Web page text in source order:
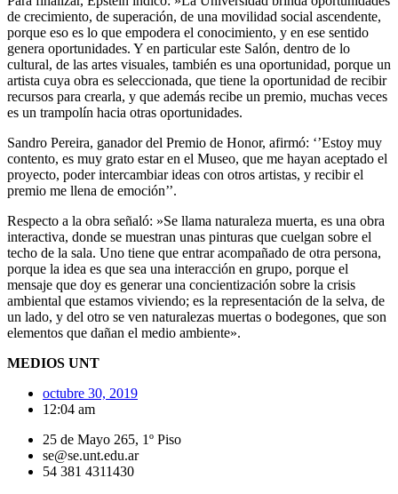
de crecimiento, de superación, de una movilidad social ascendente,
porque eso es lo que empodera el conocimiento, y en ese sentido
genera oportunidades. Y en particular este Salón, dentro de lo
cultural, de las artes visuales, también es una oportunidad, porque un
artista cuya obra es seleccionada, que tiene la oportunidad de recibir
recursos para crearla, y que además recibe un premio, muchas veces
es un trampolín hacia otras oportunidades.
Sandro Pereira, ganador del Premio de Honor, afirmó: ‘’Estoy muy
contento, es muy grato estar en el Museo, que me hayan aceptado el
proyecto, poder intercambiar ideas con otros artistas, y recibir el
premio me llena de emoción’’.
Respecto a la obra señaló: »Se llama naturaleza muerta, es una obra
interactiva, donde se muestran unas pinturas que cuelgan sobre el
techo de la sala. Uno tiene que entrar acompañado de otra persona,
porque la idea es que sea una interacción en grupo, porque el
mensaje que doy es generar una concientización sobre la crisis
ambiental que estamos viviendo; es la representación de la selva, de
un lado, y del otro se ven naturalezas muertas o bodegones, que son
elementos que dañan el medio ambiente».
MEDIOS UNT
octubre 30, 2019
12:04 am
25 de Mayo 265, 1º Piso
se@se.unt.edu.ar
54 381 4311430